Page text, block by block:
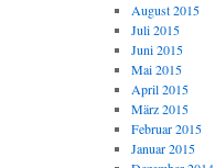
August 2015
Juli 2015
Juni 2015
Mai 2015
April 2015
März 2015
Februar 2015
Januar 2015